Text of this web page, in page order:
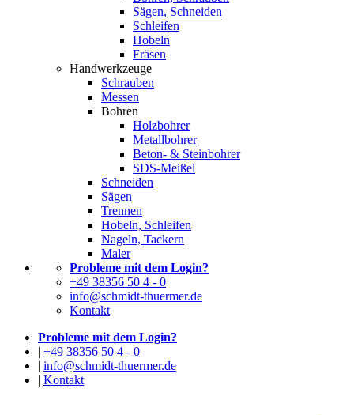
Sägen, Schneiden
Schleifen
Hobeln
Fräsen
Handwerkzeuge
Schrauben
Messen
Bohren
Holzbohrer
Metallbohrer
Beton- & Steinbohrer
SDS-Meißel
Schneiden
Sägen
Trennen
Hobeln, Schleifen
Nageln, Tackern
Maler
Probleme mit dem Login?
+49 38356 50 4 - 0
info@schmidt-thuermer.de
Kontakt
Probleme mit dem Login?
| +49 38356 50 4 - 0
| info@schmidt-thuermer.de
| Kontakt